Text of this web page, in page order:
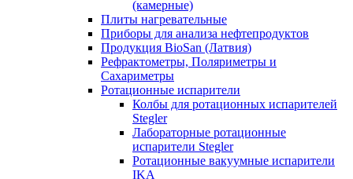
(камерные)
Плиты нагревательные
Приборы для анализа нефтепродуктов
Продукция BioSan (Латвия)
Рефрактометры, Поляриметры и
Сахариметры
Ротационные испарители
Колбы для ротационных испарителей
Stegler
Лабораторные ротационные
испарители Stegler
Ротационные вакуумные испарители
IKA